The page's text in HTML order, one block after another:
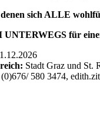
sich ALLE
für
Stadt Graz und St.
580 3474,